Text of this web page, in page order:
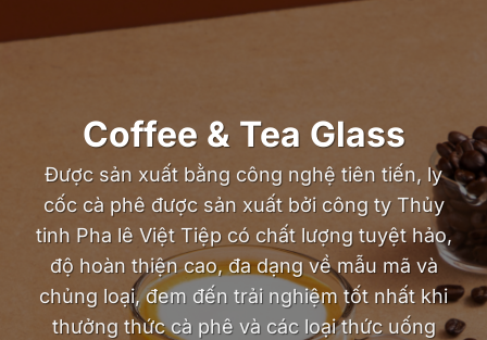
Coffee & Tea Glass
Được sản xuất bằng công nghệ tiên tiến, ly
cốc cà phê được sản xuất bởi công ty Thủy
tinh Pha lê Việt Tiệp có chất lượng tuyệt hảo,
độ hoàn thiện cao, đa dạng về mẫu mã và
chủng loại, đem đến trải nghiệm tốt nhất khi
thưởng thức cà phê và các loại thức uống